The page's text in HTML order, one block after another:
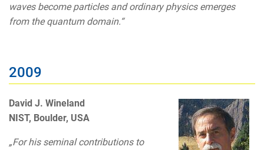
waves become particles and ordinary physics emerges
from the quantum domain.“
2009
David J. Wineland
NIST, Boulder, USA
„For his seminal contributions to